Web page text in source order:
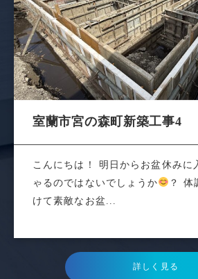
室蘭市宮の森町新築工事4
こんにちは！ 明日からお盆休みに
ゃるのではないでしょうか
？ 体
けて素敵なお盆...
詳しく見る